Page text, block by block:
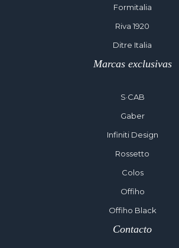
Formitalia
Riva 1920
Ditre Italia
Marcas exclusivas
S·CAB
Gaber
Infiniti Design
Rossetto
Colos
Offiho
Offiho Black
Contacto